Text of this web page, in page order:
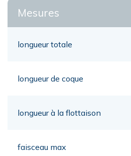
Mesures
longueur totale
longueur de coque
longueur à la flottaison
faisceau max